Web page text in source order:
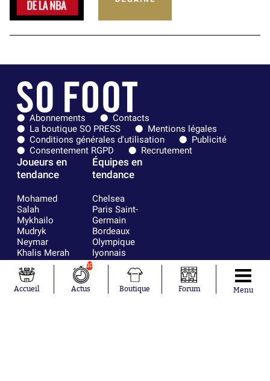
Abonnements
Contacts
La boutique SO PRESS
Mentions légales
Conditions générales d'utilisation
Publicité
Consentement RGPD
Recrutement
Joueurs en
tendance
Mohamed
Salah
Mykhailo
Mudryk
Neymar
Khalis Merah
Loïs Openda
Moussa
Niakhaté
Équipes en
tendance
Chelsea
Paris Saint-
Germain
Bordeaux
Olympique
lyonnais
FIFA
Real Madrid
RC Strasbourg
AC Milan
Accueil
10
Actus Boutique Forum Menu